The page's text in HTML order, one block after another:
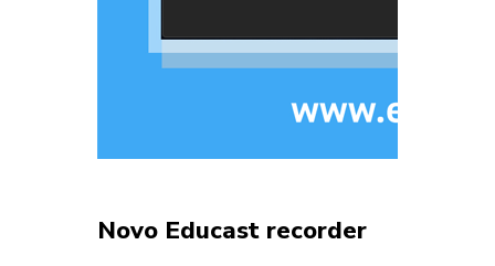
Novo Educast recorder